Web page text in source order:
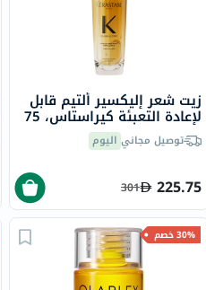
زيت شعر إليكسير ألتيم قابل
لإعادة التعبئة كيراستاس، 75
ملتوصيل مجاني اليوم
225.75
301
30% خصم